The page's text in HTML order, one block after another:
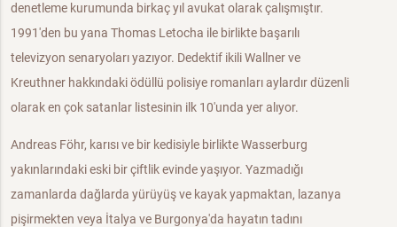
denetleme kurumunda birkaç yıl avukat olarak çalışmıştır.
1991'den bu yana Thomas Letocha ile birlikte başarılı
televizyon senaryoları yazıyor. Dedektif ikili Wallner ve
Kreuthner hakkındaki ödüllü polisiye romanları aylardır düzenli
olarak en çok satanlar listesinin ilk 10'unda yer alıyor.
Andreas Föhr, karısı ve bir kedisiyle birlikte Wasserburg
yakınlarındaki eski bir çiftlik evinde yaşıyor. Yazmadığı
zamanlarda dağlarda yürüyüş ve kayak yapmaktan, lazanya
pişirmekten veya İtalya ve Burgonya'da hayatın tadını